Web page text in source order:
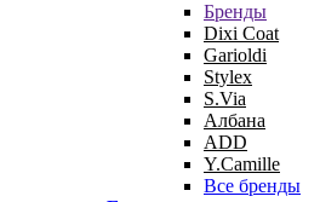
Бренды
Dixi Coat
Garioldi
Stylex
S.Via
Албана
ADD
Y.Camille
Все бренды